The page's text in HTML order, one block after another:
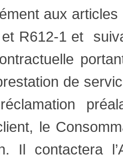
aux
R612-1 et
de
le
Il contactera